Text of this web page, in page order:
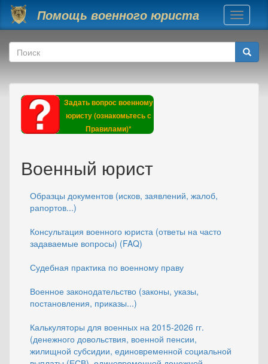
Перейти к основному содержанию
Помощь военного юриста
Toggle
Форма поиска
Поиск
Задать вопрос военному
юристу (ознакомьтесь с
Правилами)*
Военный юрист
Образцы документов (исков, заявлений, жалоб,
рапортов...)
Консультация военного юриста (ответы на часто
задаваемые вопросы) (FAQ)
Судебная практика по военному праву
Военное законодательство (законы, указы,
постановления, приказы...)
Калькуляторы для военных на 2015-2026 гг.
(денежного довольствия, военной пенсии,
жилищной субсидии, единовременной социальной